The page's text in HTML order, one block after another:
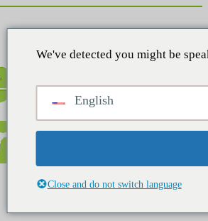
We've detected you might be
English
Close and do not switch language